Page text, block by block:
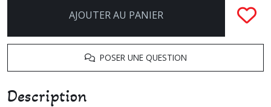
AJOUTER AU PANIER
POSER UNE QUESTION
Description